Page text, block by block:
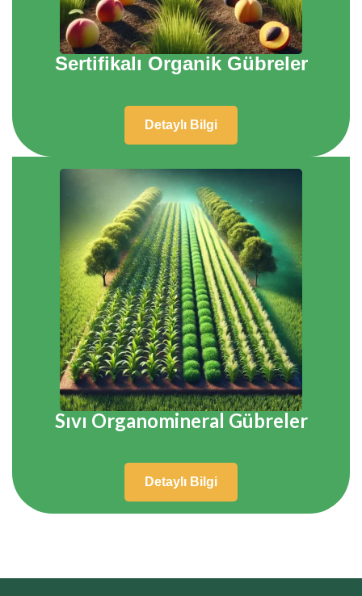
Sertifikalı Organik Gübreler
Detaylı Bilgi
Sıvı Organomineral Gübreler
Detaylı Bilgi